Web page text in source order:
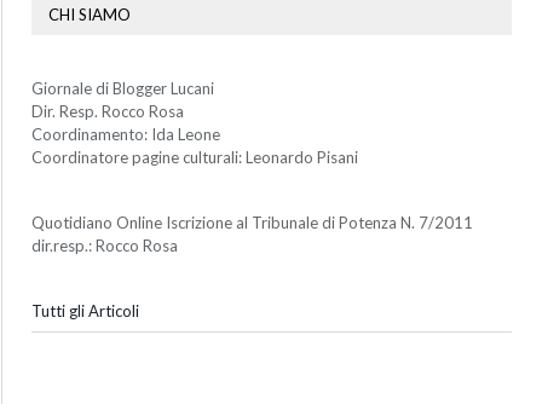
CHI SIAMO
Giornale di Blogger Lucani
Dir. Resp. Rocco Rosa
Coordinamento: Ida Leone
Coordinatore pagine culturali: Leonardo Pisani
Quotidiano Online Iscrizione al Tribunale di Potenza N. 7/2011
dir.resp.: Rocco Rosa
Tutti gli Articoli